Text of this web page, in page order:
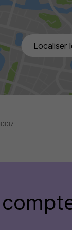
Localiser